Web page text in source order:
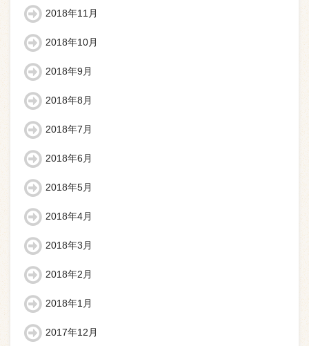
2018年11月
2018年10月
2018年9月
2018年8月
2018年7月
2018年6月
2018年5月
2018年4月
2018年3月
2018年2月
2018年1月
2017年12月